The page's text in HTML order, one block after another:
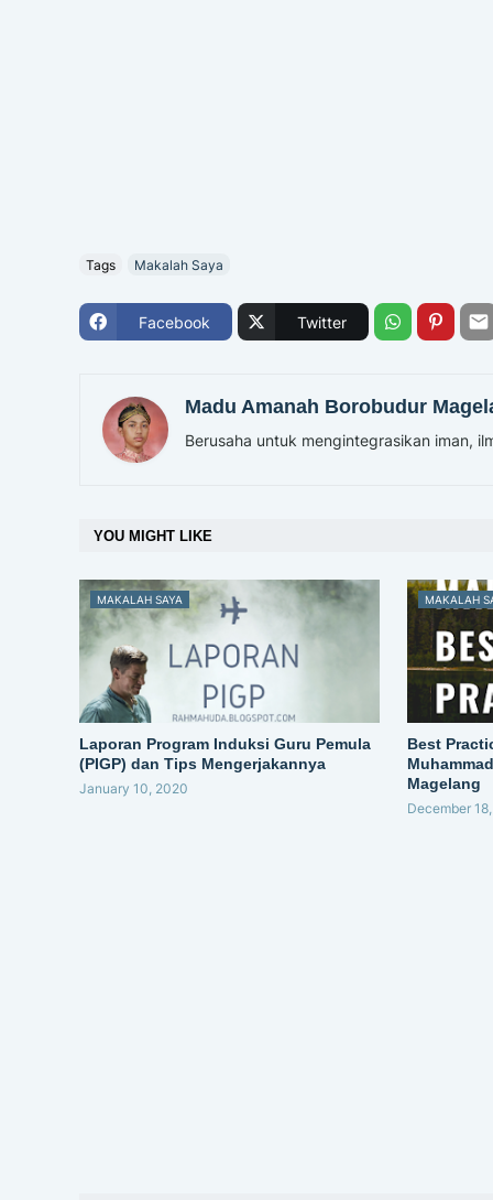
Tags Makalah Saya
Facebook Twitter
Madu Amanah Borobudur
Berusaha untuk mengintegrasikan iman,
YOU MIGHT LIKE
MAKALAH SAYA
Laporan Program Induksi Guru Pemula
(PIGP) dan Tips Mengerjakannya
January 10, 2020
MAKALAH
Best
Magelang
December